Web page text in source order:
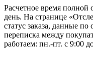
Расчетное время полной
день. На странице
статус заказа, данные по
переписка между
работаем: пн.-пт. с 9:00